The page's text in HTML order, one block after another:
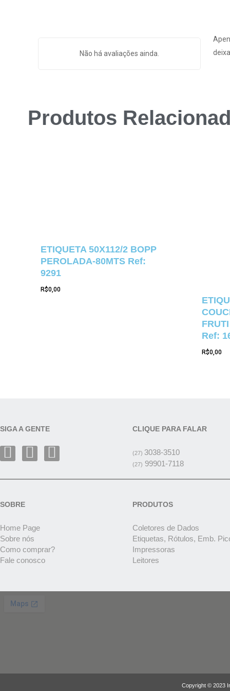
Não há avaliações ainda.
Produtos
ETIQUETA 50X112/2 BOPP
PEROLADA-80MTS Ref:
9291
R$0,00
Ref:
R$0,00
SIGA A GENTE CLIQUE PARA FALAR
(27) 3038-3510
(27) 99901-7118
SOBRE
Home Page
Sobre nós
Como comprar?
Fale conosco
PRODUTOS
Coletores de Dados
Etiquetas, Rótulos, Emb.
Impressoras
Leitores
Copyright © 2023